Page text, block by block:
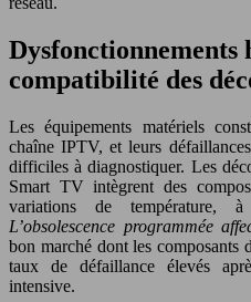
Dysfonctionnements
compatibilité des
Les équipements matériels
chaîne IPTV, et leurs
difficiles à diagnostiquer. Les
Smart TV intègrent des
variations de température,
L’obsolescence programmée
bon marché dont les composants
taux de défaillance élevés
intensive.